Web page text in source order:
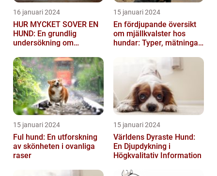
16 januari 2024
HUR MYCKET SOVER EN
HUND: En grundlig
undersökning om
15 januari 2024
En fördjupande översikt
om mjällkvalster hos
hundar: Typer, mätningar
15 januari 2024
Ful hund: En utforskning
av skönheten i ovanliga
raser
15 januari 2024
Världens Dyraste Hund:
En Djupdykning i
Högkvalitativ Information